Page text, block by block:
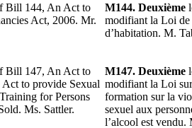
Bill 144, An Act to
Act, 2006. Mr.
M144. Deuxième
modifiant la Loi de
d’habitation. M.
Bill 147, An Act to
to provide Sexual
for Persons
Ms. Sattler.
M147. Deuxième
modifiant la Loi
formation sur la
sexuel aux
l’alcool est vendu.